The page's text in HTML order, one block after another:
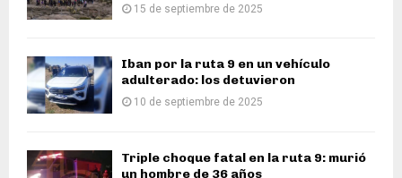
15 de septiembre de 2025
Iban por la ruta 9 en un vehículo
adulterado: los detuvieron
10 de septiembre de 2025
Triple choque fatal en la ruta 9: murió
un hombre de 36 años